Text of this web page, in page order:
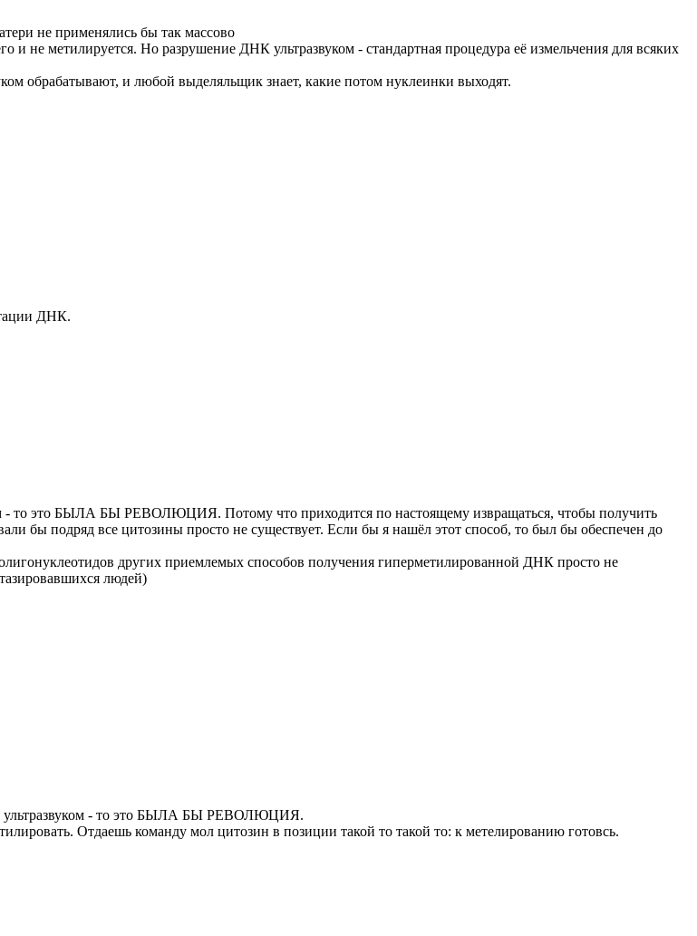
не применялись бы так массово
и не метилируется. Но разрушение ДНК ультразвуком - стандартная процедура её измельчения для всяких
обрабатывают, и любой выделяльщик знает, какие потом нуклеинки выходят.
ДНК.
то это БЫЛА БЫ РЕВОЛЮЦИЯ. Потому что приходится по настоящему извращаться, чтобы получить
бы подряд все цитозины просто не существует. Если бы я нашёл этот способ, то был бы обеспечен до
других приемлемых способов получения гиперметилированной ДНК просто не
людей)
ультразвуком - то это БЫЛА БЫ РЕВОЛЮЦИЯ.
Отдаешь команду мол цитозин в позиции такой то такой то: к метелированию готовсь.